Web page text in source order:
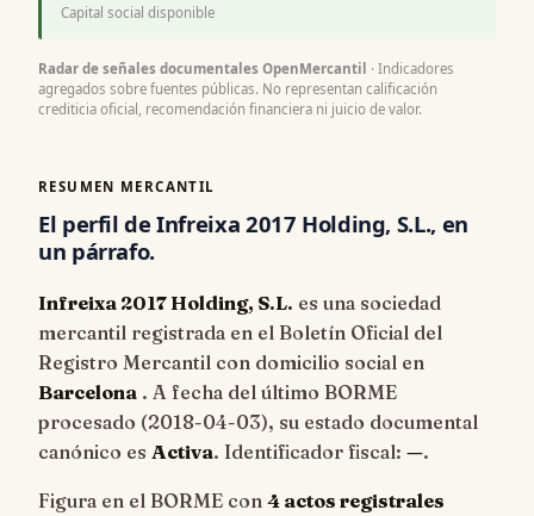
Capital social disponible
Radar de señales documentales OpenMercantil · Indicadores
agregados sobre fuentes públicas. No representan calificación
crediticia oficial, recomendación financiera ni juicio de valor.
RESUMEN MERCANTIL
El perfil de Infreixa 2017 Holding, S.L., en
un párrafo.
Infreixa 2017 Holding, S.L. es una sociedad
mercantil registrada en el Boletín Oficial del
Registro Mercantil con domicilio social en
Barcelona . A fecha del último BORME
procesado (2018-04-03), su estado documental
canónico es Activa. Identificador fiscal: —.
Figura en el BORME con 4 actos registrales